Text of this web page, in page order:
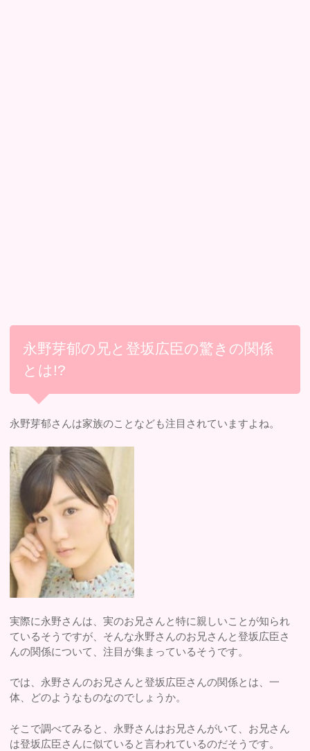
永野芽郁の兄と登坂広臣の驚きの関係
とは!?
永野芽郁さんは家族のことなども注目されていますよね。
実際に永野さんは、実のお兄さんと特に親しいことが知られ
ているそうですが、そんな永野さんのお兄さんと登坂広臣さ
んの関係について、注目が集まっているそうです。
では、永野さんのお兄さんと登坂広臣さんの関係とは、一
体、どのようなものなのでしょうか。
そこで調べてみると、永野さんはお兄さんがいて、お兄さん
は登坂広臣さんに似ていると言われているのだそうです。